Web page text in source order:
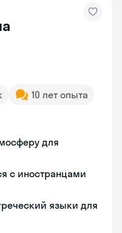
10 лет опыта
для
с иностранцами
языки для